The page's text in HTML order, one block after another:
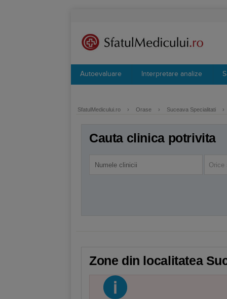
Autoevaluare Interpretare analize
SfatulMedicului.ro › Orase › Suceava Specialitati ›
Cauta clinica potrivita
Orice
Zone din localitatea